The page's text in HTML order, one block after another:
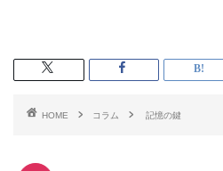
HOME コラム 記憶の鍵